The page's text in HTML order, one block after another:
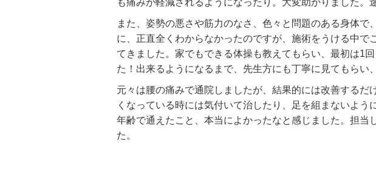
また、姿勢の悪さや筋力のなさ、色々と問題のある身体
に、正直全くわからなかったのですが、施術をうける中
てきました。家でもできる体操も教えてもらい、最初は1
た！出来るようになるまで、先生方にも丁寧に見てもらい
元々は腰の痛みで通院しましたが、結果的には改善する
くなっている時には気付いて治したり、足を組まないよ
年齢で通えたこと、本当によかったなと感じました。担
た。